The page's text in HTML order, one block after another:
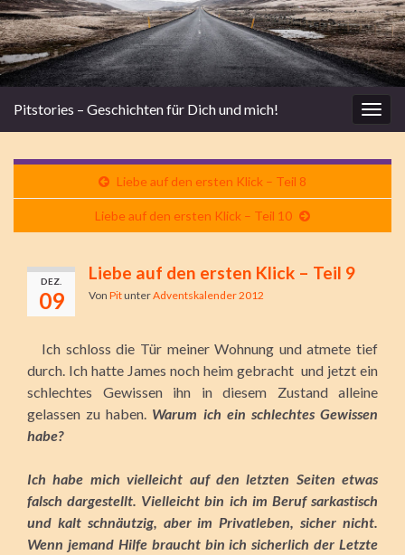
Pitstories – Geschichten für Dich und mich!
Liebe auf den ersten Klick – Teil 8
Liebe auf den ersten Klick – Teil 10
DEZ.
09
Liebe auf den ersten Klick – Teil 9
Von PitunterAdventskalender 2012
Ich schloss die Tür meiner Wohnung und atmete tief
durch. Ich hatte James noch heim gebracht und jetzt ein
schlechtes Gewissen ihn in diesem Zustand alleine
gelassen zu haben. Warum ich ein schlechtes Gewissen
habe?
Ich habe mich vielleicht auf den letzten Seiten etwas
falsch dargestellt. Vielleicht bin ich im Beruf sarkastisch
und kalt schnäutzig, aber im Privatleben, sicher nicht.
Wenn jemand Hilfe braucht bin ich sicherlich der Letzte